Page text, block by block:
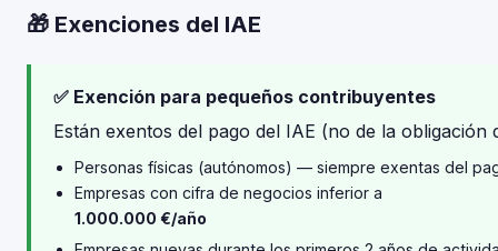
🎁 Exenciones del IAE
✅ Exención para pequeños contribuyentes
Están exentos del pago del IAE (no de la obligación
Personas físicas (autónomos) — siempre exentas del
Empresas con cifra de negocios inferior a
1.000.000 €/año